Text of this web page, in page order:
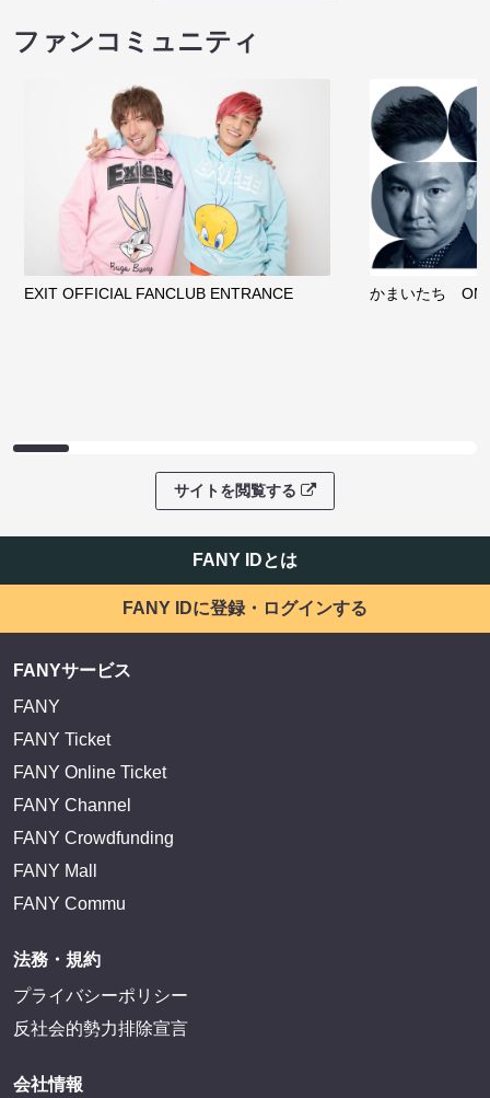
ファンコミュニティ
EXIT OFFICIAL FANCLUB ENTRANCE かまいたち
サイトを閲覧する
FANY IDとは
FANY IDに登録・ログインする
FANYサービス
FANY
FANY Ticket
FANY Online Ticket
FANY Channel
FANY Crowdfunding
FANY Mall
FANY Commu
法務・規約
プライバシーポリシー
反社会的勢力排除宣言
会社情報